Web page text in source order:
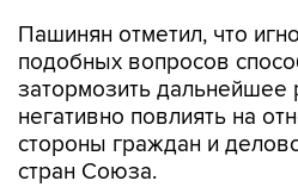
Пашинян отметил, что
подобных вопросов
затормозить
негативно повлиять на
стороны граждан и
стран Союза.